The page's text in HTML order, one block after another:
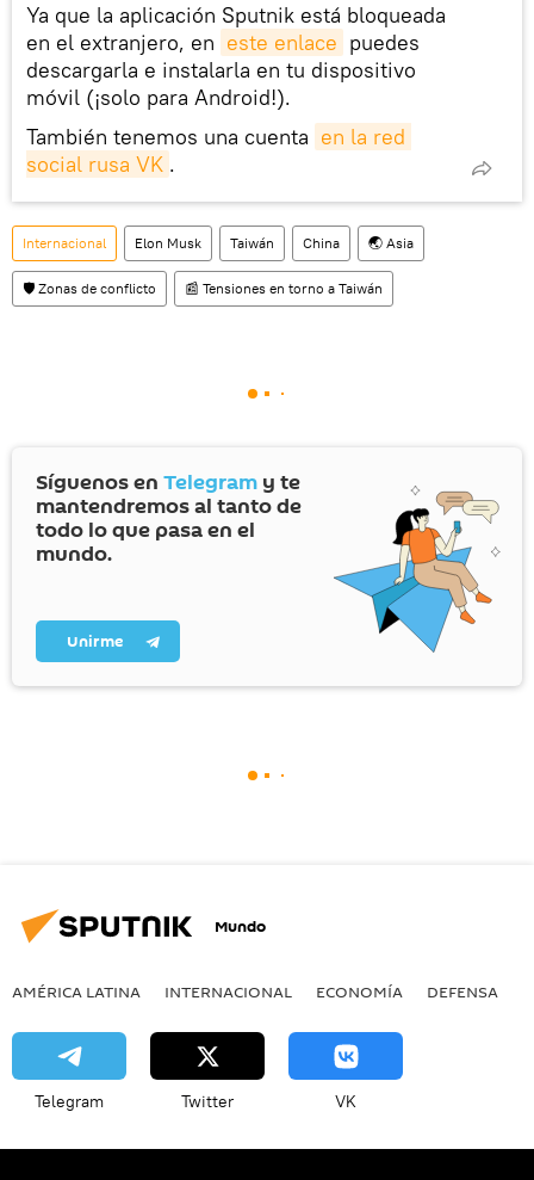
Ya que la aplicación Sputnik está bloqueada
en el extranjero, en este enlace puedes
descargarla e instalarla en tu dispositivo
móvil (¡solo para Android!).
También tenemos una cuenta en la red
social rusa VK .
Internacional Elon Musk Taiwán China 🌏 Asia
🛡️ Zonas de conflicto 📰 Tensiones en torno a Taiwán
Síguenos en Telegram y te
mantendremos al tanto de
todo lo que pasa en el
mundo.
Unirme
Mundo
AMÉRICA LATINA INTERNACIONAL ECONOMÍA DEFENSA
Telegram Twitter VK